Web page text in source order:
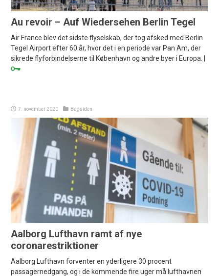
Au revoir – Auf Wiedersehen Berlin Tegel
Air France blev det sidste flyselskab, der tog afsked med Berlin
Tegel Airport efter 60 år, hvor det i en periode var Pan Am, der
sikrede flyforbindelserne til København og andre byer i Europa. |
7. november 2020 Bagsiden
Aalborg Lufthavn ramt af nye
coronarestriktioner
Aalborg Lufthavn forventer en yderligere 30 procent
passagernedgang, og i de kommende fire uger må lufthavnen